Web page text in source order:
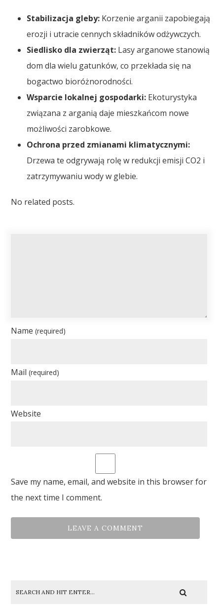
Stabilizacja gleby: Korzenie arganii zapobiegają
erozji i utracie cennych składników odżywczych.
Siedlisko dla zwierząt: Lasy arganowe stanowią
dom dla wielu gatunków, co przekłada się na
bogactwo bioróżnorodności.
Wsparcie lokalnej gospodarki: Ekoturystyka
związana z arganią daje mieszkańcom nowe
możliwości zarobkowe.
Ochrona przed zmianami klimatycznymi:
Drzewa te odgrywają rolę w redukcji emisji CO2 i
zatrzymywaniu wody w glebie.
No related posts.
Name(required)
Mail(required)
Website
Save my name, email, and website in this browser for
the next time I comment.